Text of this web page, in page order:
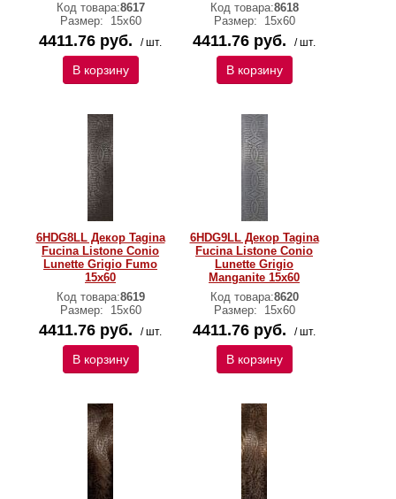
Код товара:8617
Размер:
15x60
4411.76 руб. / шт.
В корзину
Код товара:8618
Размер:
15x60
4411.76 руб. / шт.
В корзину
6HDG8LL Декор Tagina
Fucina Listone Conio
Lunette Grigio Fumo
15x60
Код товара:8619
Размер:
15x60
4411.76 руб. / шт.
В корзину
6HDG9LL Декор Tagina
Fucina Listone Conio
Lunette Grigio
Manganite 15x60
Код товара:8620
Размер:
15x60
4411.76 руб. / шт.
В корзину